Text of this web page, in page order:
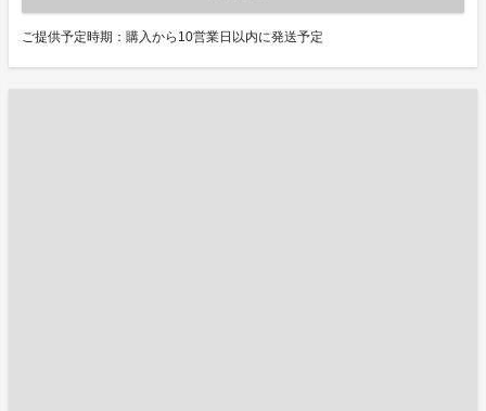
ご提供予定時期：購入から10営業日以内に発送予定